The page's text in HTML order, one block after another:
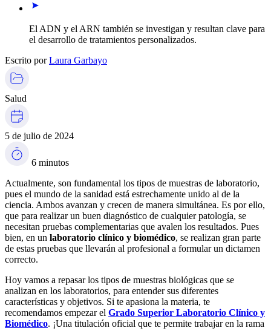
El ADN y el ARN también se investigan y resultan clave para
el desarrollo de tratamientos personalizados.
Escrito porLaura Garbayo
Salud
5 de julio de 2024
6 minutos
Actualmente, son fundamental los tipos de muestras de laboratorio,
pues el mundo de la sanidad está estrechamente unido al de la
ciencia. Ambos avanzan y crecen de manera simultánea. Es por ello,
que para realizar un buen diagnóstico de cualquier patología, se
necesitan pruebas complementarias que avalen los resultados. Pues
bien, en un laboratorio clínico y biomédico, se realizan gran parte
de estas pruebas que llevarán al profesional a formular un dictamen
correcto.
Hoy vamos a repasar los tipos de muestras biológicas que se
analizan en los laboratorios, para entender sus diferentes
características y objetivos. Si te apasiona la materia, te
recomendamos empezar el Grado Superior Laboratorio Clínico y
Biomédico. ¡Una titulación oficial que te permite trabajar en la rama